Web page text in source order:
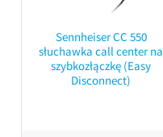
Sennheiser CC 550
słuchawka call center na
szybkozłączkę (Easy
Disconnect)